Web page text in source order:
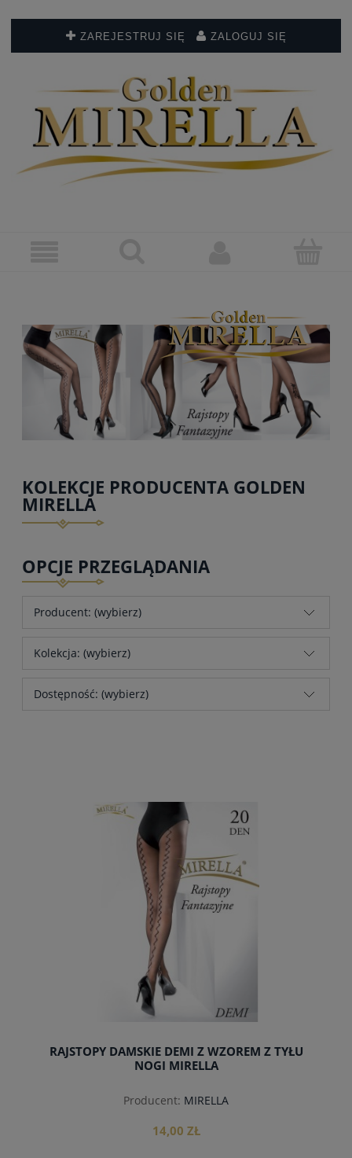
ZAREJESTRUJ SIĘ ZALOGUJ SIĘ
KOLEKCJE PRODUCENTA GOLDEN
MIRELLA
OPCJE PRZEGLĄDANIA
Producent: (wybierz)
Kolekcja: (wybierz)
Dostępność: (wybierz)
RAJSTOPY DAMSKIE DEMI Z WZOREM Z TYŁU
NOGI MIRELLA
Producent: MIRELLA
14,00 ZŁ